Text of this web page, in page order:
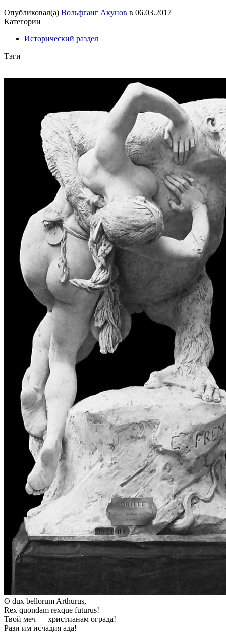
Опубликовал(а) Вольфганг Акунов в 06.03.2017
Категории
Исторический раздел
Тэги
O dux bellorum Arthurus,
Rex quоndam rexque futurus!
Твой меч — христианам ограда!
Рази им исчадия ада!